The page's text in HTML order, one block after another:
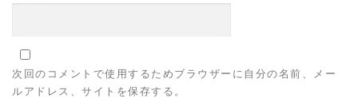
次回のコメントで使用するためブラウザーに自分の名前、メー
ルアドレス、サイトを保存する。